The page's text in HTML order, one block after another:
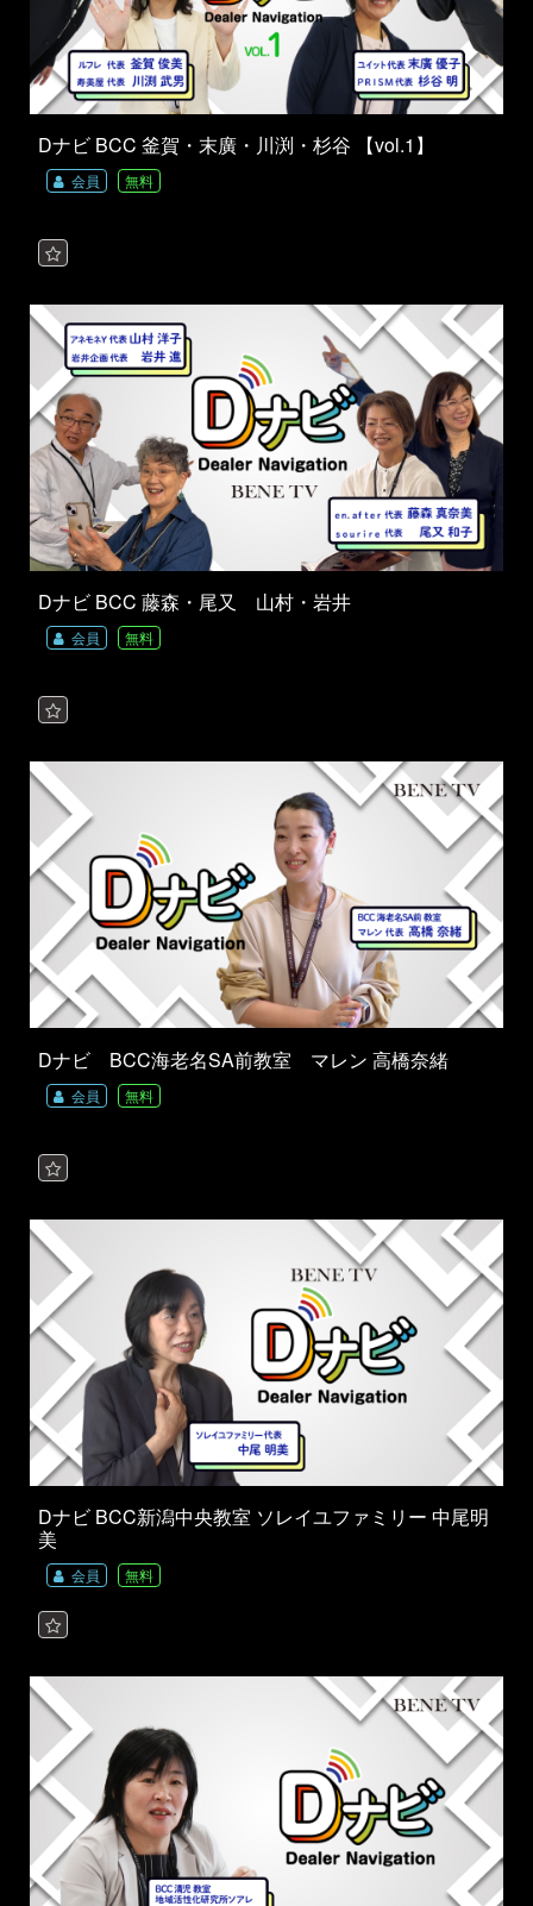
Dナビ BCC 釜賀・末廣・川渕・杉谷 【vol.1】
会員 無料
Dナビ BCC 藤森・尾又 山村・岩井
会員 無料
Dナビ BCC海老名SA前教室 マレン 高橋奈緒
会員 無料
Dナビ BCC新潟中央教室 ソレイユファミリー 中尾明
美
会員 無料